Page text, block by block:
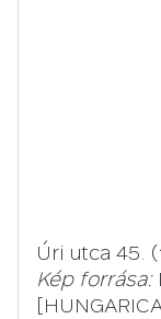
Úri utca 45.
Kép forrása: